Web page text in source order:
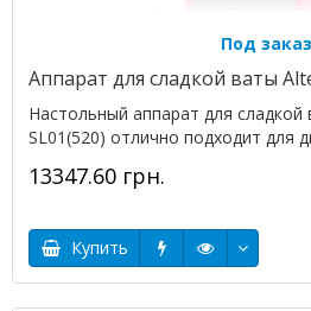
Под заказ
Аппарат для сладкой ваты
Настольный аппарат для
SL01(520) отлично подходит для
13347.60 грн.
Купить